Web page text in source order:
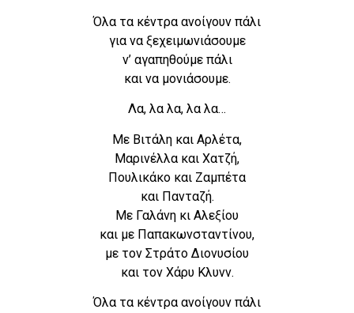
Όλα τα κέντρα ανοίγουν πάλι
για να ξεχειμωνιάσουμε
ν’ αγαπηθούμε πάλι
και να μονιάσουμε.
Λα, λα λα, λα λα…
Με Βιτάλη και Αρλέτα,
Μαρινέλλα και Χατζή,
Πουλικάκο και Ζαμπέτα
και Πανταζή.
Με Γαλάνη κι Αλεξίου
και με Παπακωνσταντίνου,
με τον Στράτο Διονυσίου
και τον Χάρυ Κλυνν.
Όλα τα κέντρα ανοίγουν πάλι